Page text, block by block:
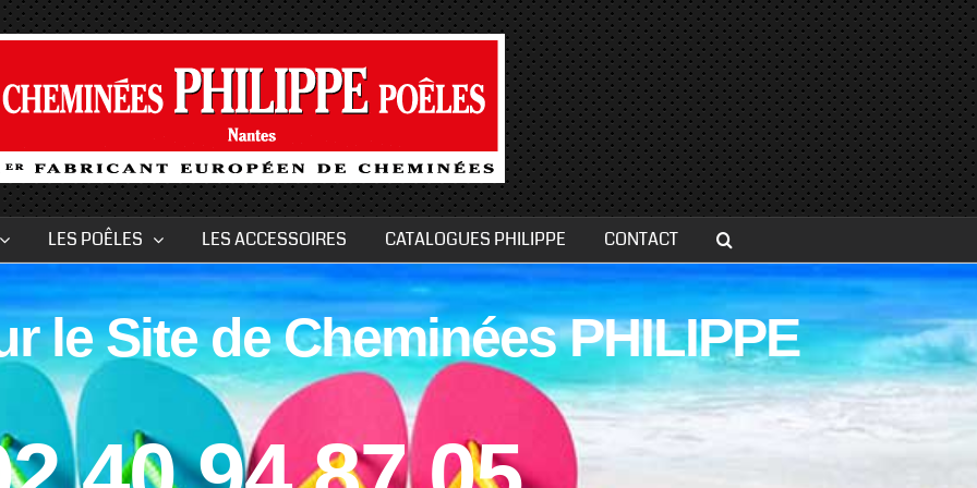
LES POÊLES LES ACCESSOIRES CATALOGUES PHILIPPE CONTACT
r le Site de Cheminées PHILIPPE